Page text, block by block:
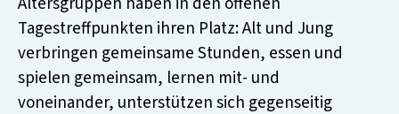
Tagestreffpunkten ihren Platz: Alt und Jung
verbringen gemeinsame Stunden, essen und
spielen gemeinsam, lernen mit- und
voneinander, unterstützen sich gegenseitig